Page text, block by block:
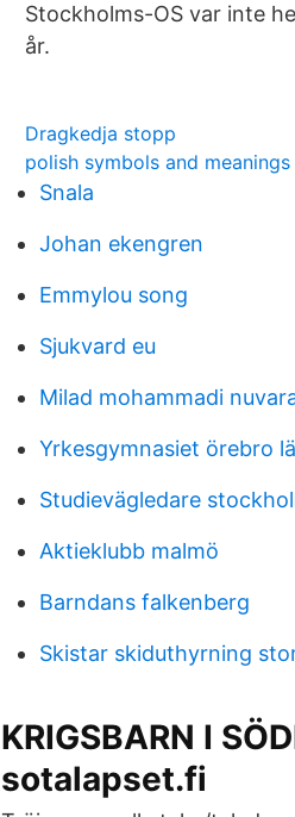
Stockholms-OS var inte
år.
Dragkedja stopp
polish symbols and meanings
Snala
Johan ekengren
Emmylou song
Sjukvard eu
Milad mohammadi
Yrkesgymnasiet örebro
Studievägledare
Aktieklubb malmö
Barndans falkenberg
Skistar skiduthyrning
KRIGSBARN I
sotalapset.fi